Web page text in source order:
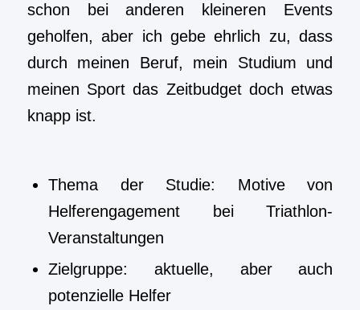
schon bei anderen kleineren Events
geholfen, aber ich gebe ehrlich zu, dass
durch meinen Beruf, mein Studium und
meinen Sport das Zeitbudget doch etwas
knapp ist.
Thema der Studie: Motive von
Helferengagement bei Triathlon-
Veranstaltungen
Zielgruppe: aktuelle, aber auch
potenzielle Helfer